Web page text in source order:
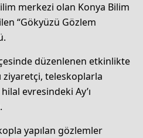
merkezi olan Konya Bilim
“Gökyüzü Gözlem
düzenlenen etkinlikte
ziyaretçi, teleskoplarla
evresindeki Ay’ı
yapılan gözlemler